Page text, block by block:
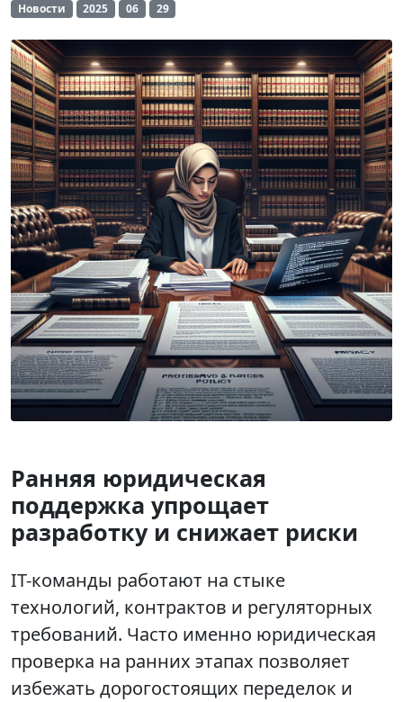
Новости 2025 06 29
Ранняя юридическая
поддержка упрощает
разработку и снижает риски
IT-команды работают на стыке
технологий, контрактов и регуляторных
требований. Часто именно юридическая
проверка на ранних этапах позволяет
избежать дорогостоящих переделок и